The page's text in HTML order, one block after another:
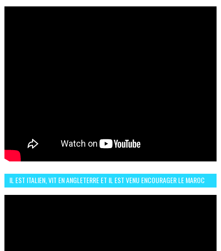
IL EST ITALIEN, VIT EN ANGLETERRE ET IL EST VENU ENCOURAGER LE MAROC